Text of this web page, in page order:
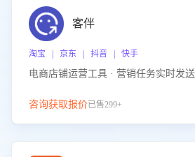
客伴
淘宝 | 京东 | 抖音 | 快手
电商店铺运营工具 · 营销任务实时发
咨询获取报价已售299+